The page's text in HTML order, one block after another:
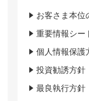
お客さま本位
重要情報シー
個人情報保護
投資勧誘方針
最良執行方針